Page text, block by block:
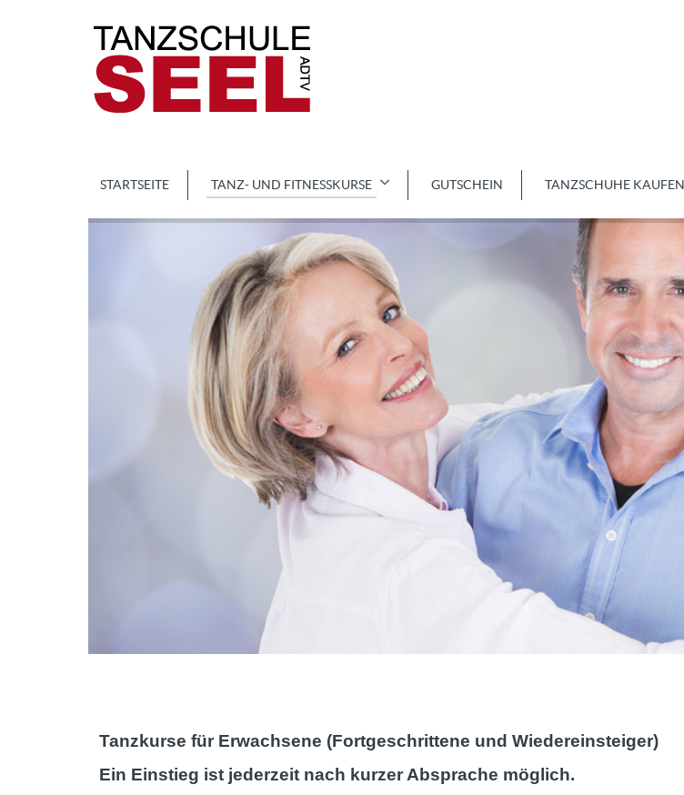
STARTSEITE TANZ- UND FITNESSKURSE GUTSCHEIN TANZSCHUHE KAUFEN
Tanzkurse für Erwachsene (Fortgeschrittene und Wiedereinsteiger)
Ein Einstieg ist jederzeit nach kurzer Absprache möglich.